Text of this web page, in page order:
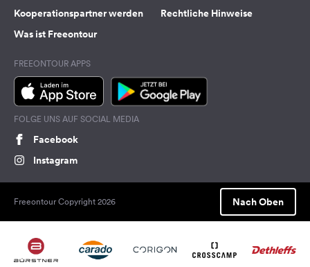
Kooperationspartner werden
Was ist Freeontour
Rechtliche Hinweise
FREEONTOUR APPS
FOLGE UNS AUF SOCIAL MEDIA
Facebook
Instagram
Freeontour Copyright 2026 Nach Oben